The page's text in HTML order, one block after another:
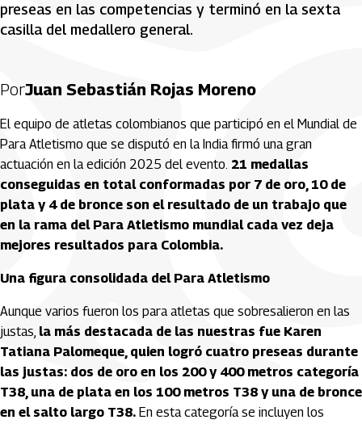
preseas en las competencias y terminó en la sexta
casilla del medallero general.
PorJuan Sebastián Rojas Moreno
El equipo de atletas colombianos que participó en el Mundial de
Para Atletismo que se disputó en la India firmó una gran
actuación en la edición 2025 del evento. 21 medallas
conseguidas en total conformadas por 7 de oro, 10 de
plata y 4 de bronce son el resultado de un trabajo que
en la rama del Para Atletismo mundial cada vez deja
mejores resultados para Colombia.
Una figura consolidada del Para Atletismo
Aunque varios fueron los para atletas que sobresalieron en las
justas, la más destacada de las nuestras fue Karen
Tatiana Palomeque, quien logró cuatro preseas durante
las justas: dos de oro en los 200 y 400 metros categoría
T38, una de plata en los 100 metros T38 y una de bronce
en el salto largo T38. En esta categoría se incluyen los